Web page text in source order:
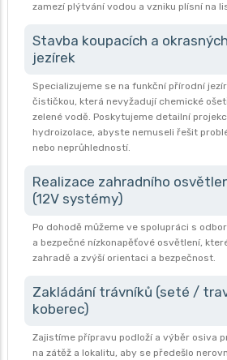
zamezí plýtvání vodou a vzniku plísní na
Stavba koupacích a okrasných
jezírek
Specializujeme se na funkční přírodní
čističkou, která nevyžadují chemické
zelené vodě. Poskytujeme detailní
hydroizolace, abyste nemuseli řešit
nebo neprůhledností.
Realizace zahradního
(12V systémy)
Po dohodě můžeme ve spolupráci s
a bezpečné nízkonapěťové osvětlení,
zahradě a zvýší orientaci a bezpečnost.
Zakládání trávníků (seté /
koberec)
Zajistíme přípravu podloží a výběr osiva
na zátěž a lokalitu, aby se předešlo